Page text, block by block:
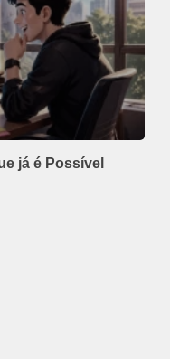
já é Possível